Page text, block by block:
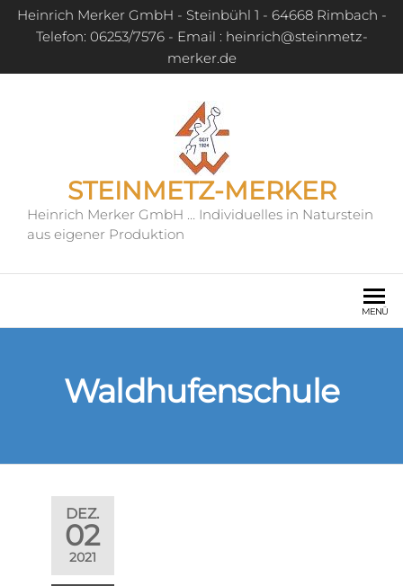
Heinrich Merker GmbH - Steinbühl 1 - 64668 Rimbach -
Telefon: 06253/7576 - Email : heinrich@steinmetz-
merker.de
STEINMETZ-MERKER
Heinrich Merker GmbH … Individuelles in Naturstein
aus eigener Produktion
MENÜ
Waldhufenschule
DEZ.
02
2021